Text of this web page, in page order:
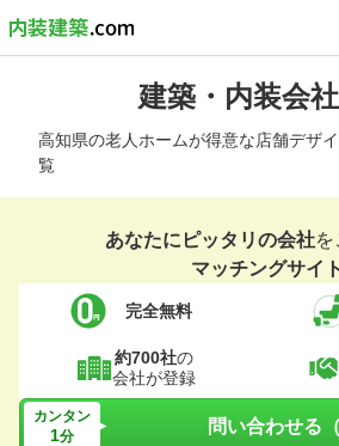
建築・内装会
高知県の老人ホームが得意な店舗デザ
覧
あなたにピッタリの会社
マッチングサイト
完全無料
約700社の
会社が登録
カンタン
1分 問い合わせる